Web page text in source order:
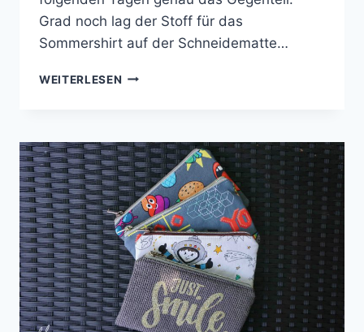
Grad noch lag der Stoff für das
Sommershirt auf der Schneidematte…
WEITERLESEN GLITZER-
–
NÄHPROJEKT
MIT
KLIMPERKLEIN